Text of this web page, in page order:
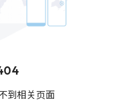
到相关页面